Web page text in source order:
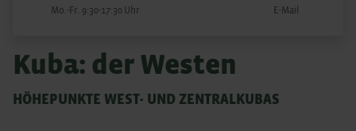
Mo.-Fr. 9:30-17:30 Uhr E-Mail
Kuba: der Westen
HÖHEPUNKTE WEST- UND ZENTRALKUBAS